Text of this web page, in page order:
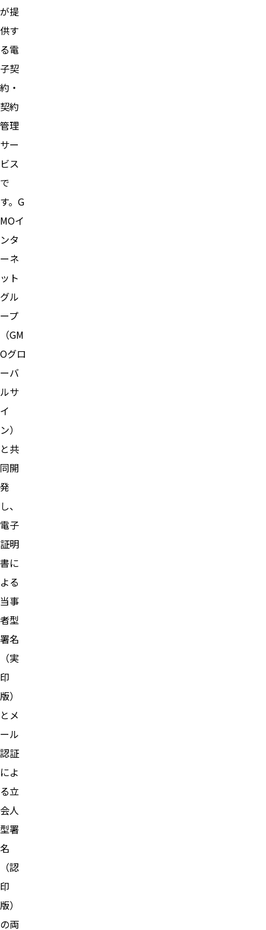
が提
供す
る電
子契
約・
契約
管理
サー
ビス
で
す。G
MOイ
ンタ
ーネ
ット
グル
ープ
（GM
Oグロ
ーバ
ルサ
イ
ン）
と共
同開
発
し、
電子
証明
書に
よる
当事
者型
署名
（実
印
版）
とメ
ール
認証
によ
る立
会人
型署
名
（認
印
版）
の両